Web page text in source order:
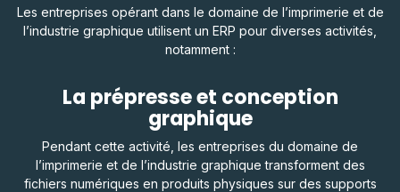
Les entreprises opérant dans le domaine de l’imprimerie et de
l’industrie graphique utilisent un ERP pour diverses activités,
notamment :
La prépresse et conception
graphique
Pendant cette activité, les entreprises du domaine de
l’imprimerie et de l’industrie graphique transforment des
fichiers numériques en produits physiques sur des supports